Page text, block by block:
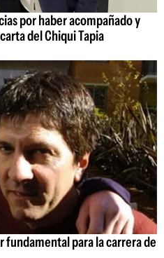
por haber acompañado y
del Chiqui Tapia
fundamental para la carrera de